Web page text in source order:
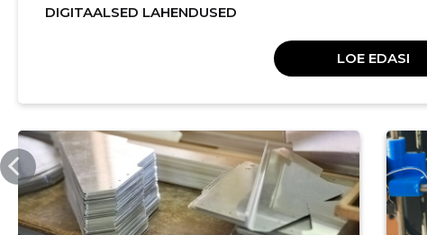
DIGITAALSED LAHENDUSED
LOE EDASI
WELDOG.EE